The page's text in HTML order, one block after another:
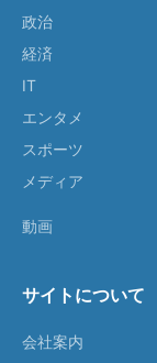
政治
経済
IT
エンタメ
スポーツ
メディア
動画
サイトについて
会社案内